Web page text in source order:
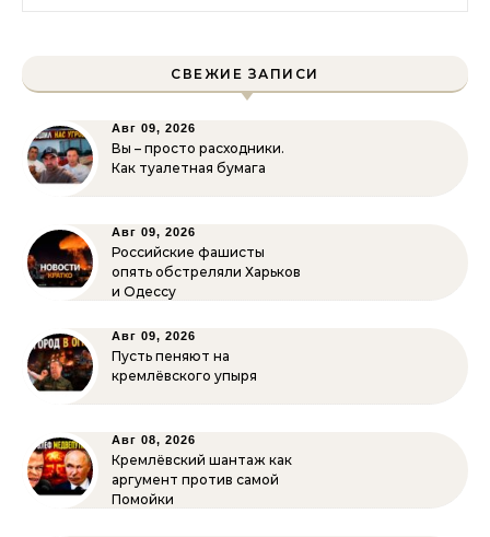
СВЕЖИЕ ЗАПИСИ
Авг 09, 2026
Вы – просто расходники.
Как туалетная бумага
Авг 09, 2026
Российские фашисты
опять обстреляли Харьков
и Одессу
Авг 09, 2026
Пусть пеняют на
кремлёвского упыря
Авг 08, 2026
Кремлёвский шантаж как
аргумент против самой
Помойки